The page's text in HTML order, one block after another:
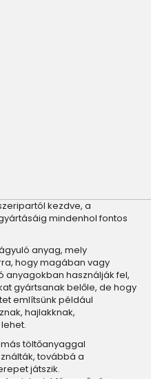
kezdve, a
mindenhol fontos
anyag, mely
hogy magában vagy
anyagokban használják fel,
gyártsanak belőle, de hogy
említsünk például
hajlakknak,
töltőanyaggal
továbbá a
játszik.